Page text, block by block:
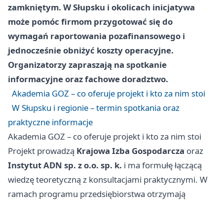
zamkniętym. W Słupsku i okolicach inicjatywa
może pomóc firmom przygotować się do
wymagań raportowania pozafinansowego i
jednocześnie obniżyć koszty operacyjne.
Organizatorzy zapraszają na spotkanie
informacyjne oraz fachowe doradztwo.
Akademia GOZ – co oferuje projekt i kto za nim stoi
W Słupsku i regionie – termin spotkania oraz
praktyczne informacje
Akademia GOZ – co oferuje projekt i kto za nim stoi
Projekt prowadzą Krajowa Izba Gospodarcza oraz
Instytut ADN sp. z o.o. sp. k. i ma formułę łączącą
wiedzę teoretyczną z konsultacjami praktycznymi. W
ramach programu przedsiębiorstwa otrzymają